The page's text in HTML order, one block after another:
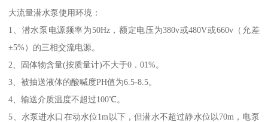
大流量潜水泵使用环境：
1、潜水泵电源频率为50Hz，额定电压为380v或480V或660v（允差
±5%）的三相交流电源。
2、固体物含量(按质量计)不大于0．01%。
3、被抽送液体的酸喊度PH值为6.5-8.5。
4、输送介质温度不超过100℃。
5、水泵进水口在动水位1m以下，但潜水不超过静水位以70m，电泵